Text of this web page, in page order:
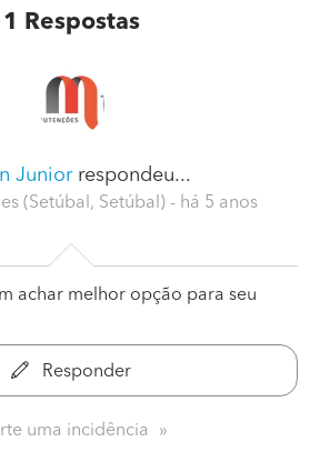
1 Respostas
Juniorrespondeu...
(Setúbal, Setúbal) - há 5 anos
achar melhor opção para seu
Responder
uma incidência